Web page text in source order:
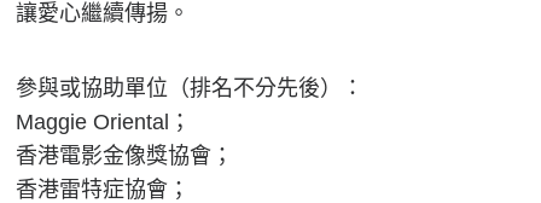
讓愛心繼續傳揚。
參與或協助單位（排名不分先後）：
Maggie Oriental；
香港電影金像獎協會；
香港雷特症協會；